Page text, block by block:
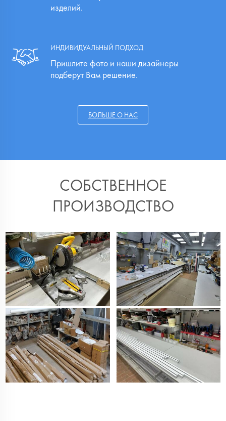
изделий.
ИНДИВИДУАЛЬНЫЙ ПОДХОД
Пришлите фото и наши дизайнеры
подберут Вам решение.
БОЛЬШЕ О НАС
СОБСТВЕННОЕ
ПРОИЗВОДСТВО